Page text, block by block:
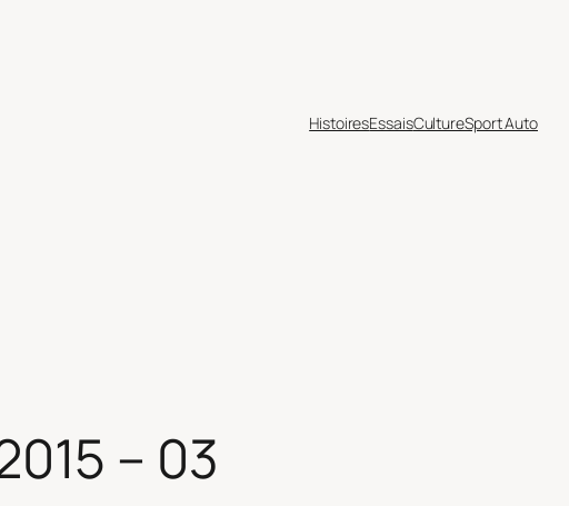
HistoiresEssaisCultureSport Auto
– 03